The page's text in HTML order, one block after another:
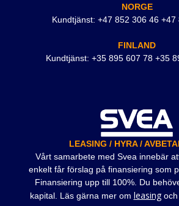
NORGE
Kundtjänst: +47 852 306 46 +47
FINLAND
Kundtjänst: +35 895 607 78 +35
LEASING / HYRA /
Vårt samarbete med Svea innebär
enkelt får förslag på finansiering som
Finansiering upp till 100%. Du
kapital. Läs gärna mer om leasingoch